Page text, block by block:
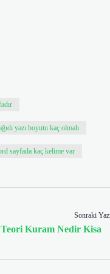
yazı boyutu kaç olmalı
sayfada kaç kelime var
Sonraki
Teori Kuram Nedir Kisa